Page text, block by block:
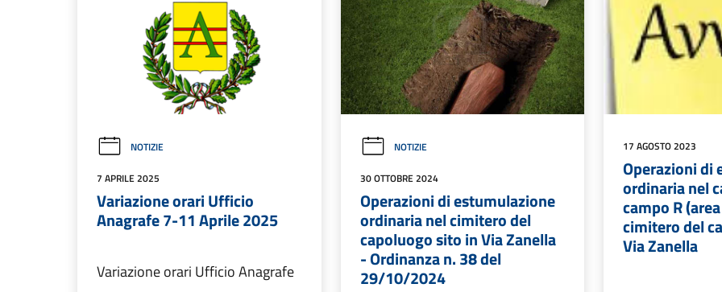
NOTIZIE
7 APRILE 2025
Variazione orari Ufficio
Anagrafe 7-11 Aprile 2025
Variazione orari Ufficio Anagrafe
NOTIZIE
30 OTTOBRE 2024
Operazioni di estumulazione
ordinaria nel cimitero del
capoluogo sito in Via Zanella
- Ordinanza n. 38 del
29/10/2024
17 AGOSTO 2023
Operazioni di
ordinaria nel
campo R
cimitero del
Via Zanella